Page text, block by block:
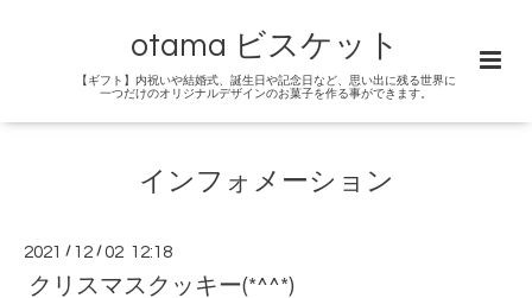
otama ビスケット
【ギフト】内祝いや結婚式、誕生日や記念日など、思い出に残る世界に
一つだけのオリジナルデザインのお菓子を作る事ができます。
インフォメーション
2021 / 12 /02 12:18
クリスマスクッキー(*^^*)